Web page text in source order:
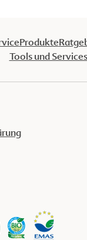
Produkte
Tools und Services